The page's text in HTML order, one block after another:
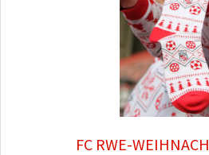
FC RWE-